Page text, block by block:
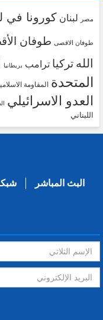
مصر لبنان كورونا في
طوفان الاقصى طوفان
الله تركيا ترامب بريطانيا
المتحدة
المقاومة
العدو الاسرائيلي
اللبناني
البث المباشر